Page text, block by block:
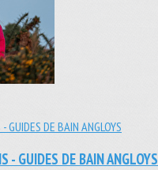
- GUIDES DE BAIN ANGLOYS